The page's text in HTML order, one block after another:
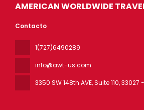
AMERICAN WORLDWIDE
Contacto
1(727)6490289
info@awt-us.com
3350 SW 148th AVE, Suite 110, 33027